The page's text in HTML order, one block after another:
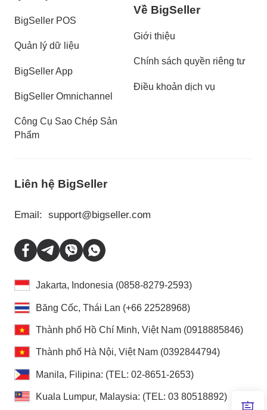
BigSeller POS
Quản lý dữ liệu
BigSeller App
BigSeller Omnichannel
Công Cụ Sao Chép Sản
Phẩm
Về BigSeller
Giới thiệu
Chính sách quyền riêng tư
Điều khoản dịch vụ
Liên hệ BigSeller
Email: support@bigseller.com
Jakarta, Indonesia (0858-8279-2593)
Băng Cốc, Thái Lan (+66 22528968)
Thành phố Hồ Chí Minh, Việt Nam (0918885846)
Thành phố Hà Nội, Việt Nam (0392844794)
Manila, Filipina: (TEL: 02-8651-2653)
Kuala Lumpur, Malaysia: (TEL: 03 80518892)